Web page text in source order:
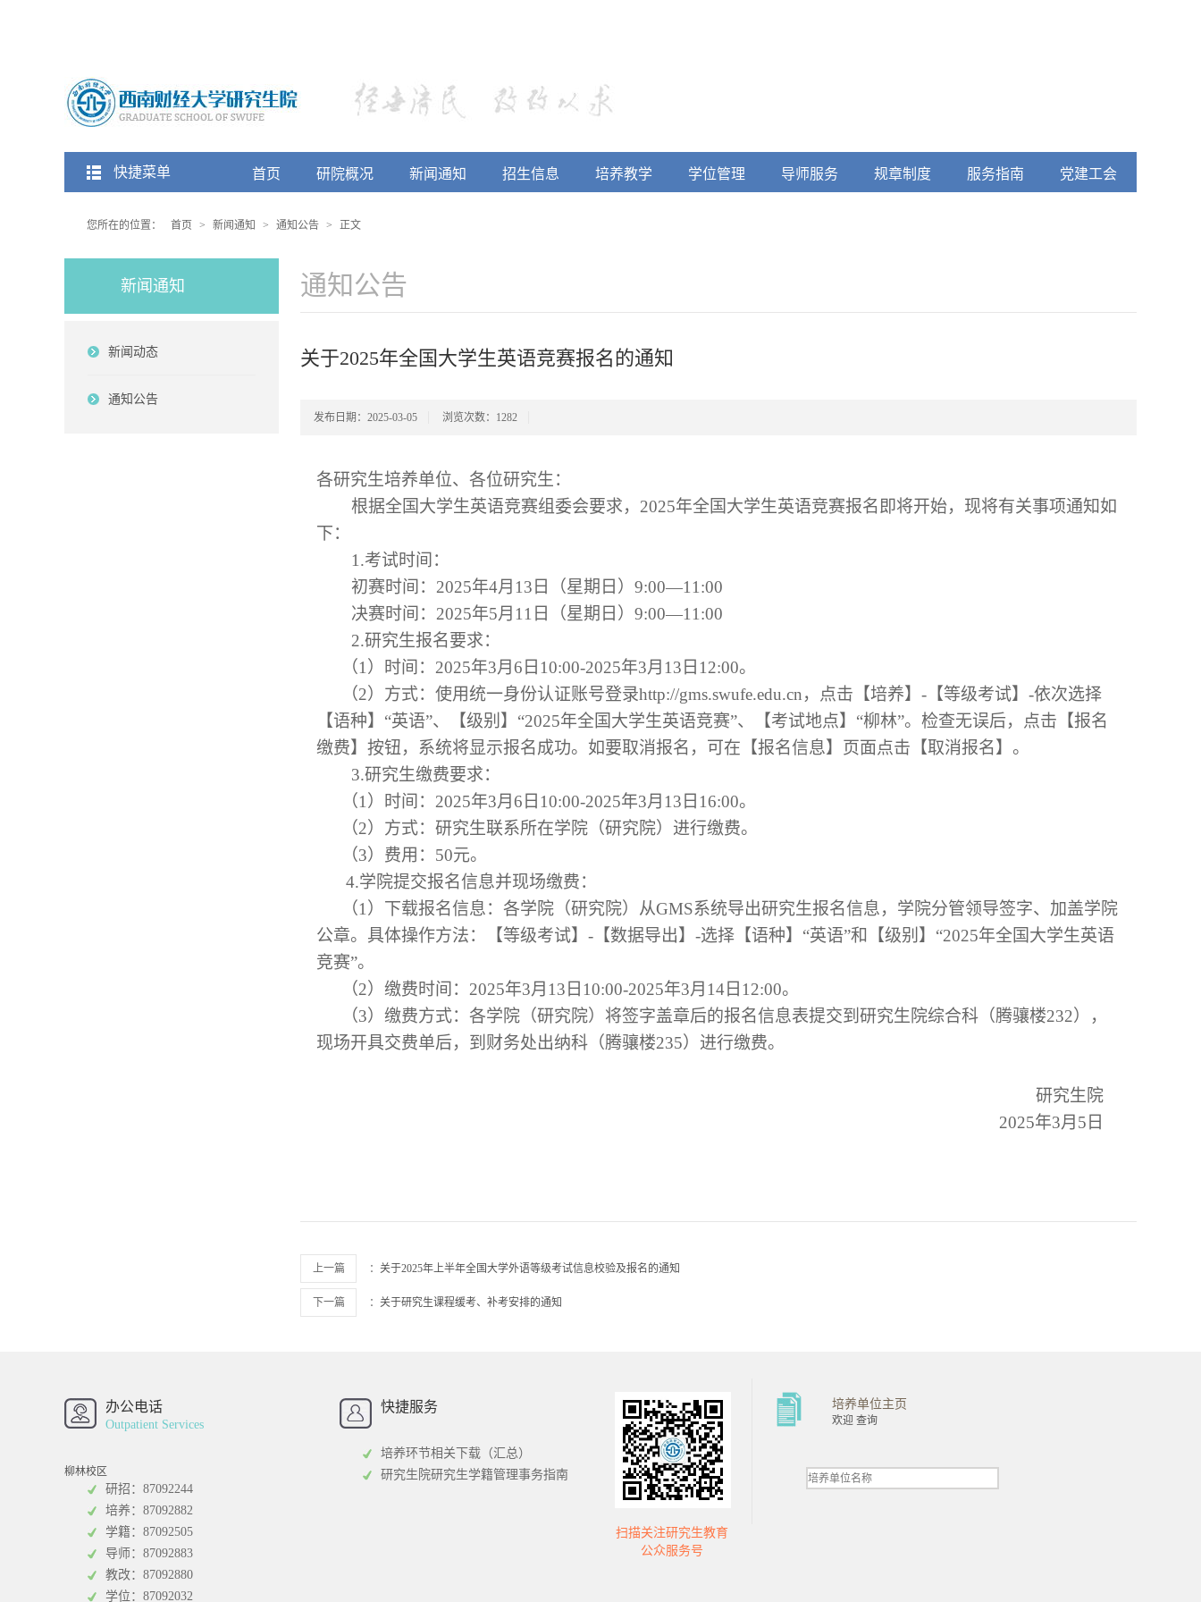
快捷菜单 首页 研院概况 新闻通知 招生信息 培养教学 学位管理 导师服务 规章制度 服务指南 党建工会
您所在的位置： 首页 > 新闻通知 > 通知公告 > 正文
新闻通知
新闻动态
通知公告
通知公告
关于2025年全国大学生英语竞赛报名的通知
发布日期：2025-03-05 浏览次数： 1282
各研究生培养单位、各位研究生：
根据全国大学生英语竞赛组委会要求，2025年全国大学生英语竞赛报名即将开始，现将有关事项通知如
下：
1.考试时间：
初赛时间：2025年4月13日（星期日）9:00—11:00
决赛时间：2025年5月11日（星期日）9:00—11:00
2.研究生报名要求：
（1）时间：2025年3月6日10:00-2025年3月13日12:00。
（2）方式：使用统一身份认证账号登录http://gms.swufe.edu.cn，点击【培养】-【等级考试】-依次选择
【语种】“英语”、【级别】“2025年全国大学生英语竞赛”、【考试地点】“柳林”。检查无误后，点击【报名
缴费】按钮，系统将显示报名成功。如要取消报名，可在【报名信息】页面点击【取消报名】。
3.研究生缴费要求：
（1）时间：2025年3月6日10:00-2025年3月13日16:00。
（2）方式：研究生联系所在学院（研究院）进行缴费。
（3）费用：50元。
4.学院提交报名信息并现场缴费：
（1）下载报名信息：各学院（研究院）从GMS系统导出研究生报名信息，学院分管领导签字、加盖学院
公章。具体操作方法：【等级考试】-【数据导出】-选择【语种】“英语”和【级别】“2025年全国大学生英语
竞赛”。
（2）缴费时间：2025年3月13日10:00-2025年3月14日12:00。
（3）缴费方式：各学院（研究院）将签字盖章后的报名信息表提交到研究生院综合科（腾骧楼232），
现场开具交费单后，到财务处出纳科（腾骧楼235）进行缴费。
研究生院
2025年3月5日
上一篇 ： 关于2025年上半年全国大学外语等级考试信息校验及报名的通知
下一篇 ： 关于研究生课程缓考、补考安排的通知
西南财经大学
西南财经大学
本科教务处
金融学院
统计学院
证券与期货学
办公电话
Outpatient Services
柳林校区
研招：87092244
培养：87092882
学籍：87092505
导师：87092883
教改：87092880
学位：87092032
快捷服务
培养环节相关下载（汇总）
研究生院研究生学籍管理事务指南
扫描关注研究生教育
公众服务号
培养单位主页
欢迎 查询